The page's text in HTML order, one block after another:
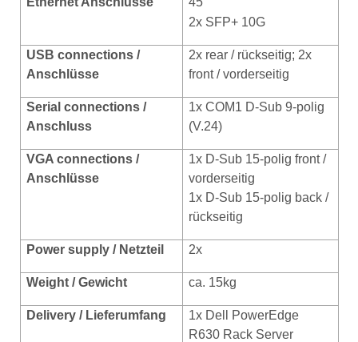
2x SFP+ 10G
USB connections /
Anschlüsse
2x rear / rückseitig; 2x
front / vorderseitig
Serial connections /
Anschluss
1x COM1 D-Sub 9-polig
(V.24)
VGA connections /
Anschlüsse
1x D-Sub 15-polig front /
vorderseitig
1x D-Sub 15-polig back /
rückseitig
Power supply / Netzteil 2x
Weight / Gewicht ca. 15kg
Delivery / Lieferumfang
1x Dell PowerEdge
R630 Rack Server